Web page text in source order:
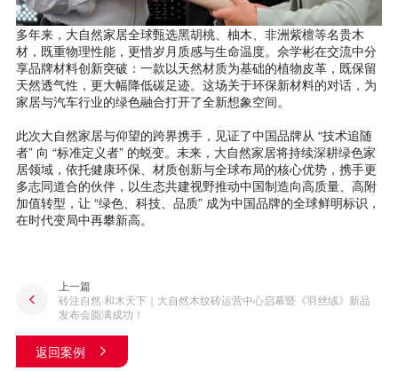
多年来，大自然家居全球甄选黑胡桃、柚木、非洲紫檀等名贵木
材，既重物理性能，更惜岁月质感与生命温度。佘学彬在交流中分
享品牌材料创新突破：一款以天然材质为基础的植物皮革，既保留
天然透气性，更大幅降低碳足迹。这场关于环保新材料的对话，为
家居与汽车行业的绿色融合打开了全新想象空间。
此次大自然家居与仰望的跨界携手，见证了中国品牌从 “技术追随
者” 向 “标准定义者” 的蜕变。未来，大自然家居将持续深耕绿色家
居领域，依托健康环保、材质创新与全球布局的核心优势，携手更
多志同道合的伙伴，以生态共建视野推动中国制造向高质量、高附
加值转型，让 “绿色、科技、品质” 成为中国品牌的全球鲜明标识，
在时代变局中再攀新高。
上一篇
砖注自然·和木天下｜大自然木纹砖运营中心启幕暨《羽丝绒》新品
发布会圆满成功！
返回案例